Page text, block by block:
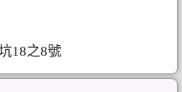
18之8號